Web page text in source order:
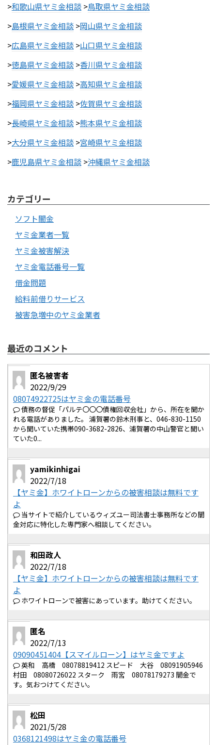
>和歌山県ヤミ金相談 >鳥取県ヤミ金相談
>島根県ヤミ金相談 >岡山県ヤミ金相談
>広島県ヤミ金相談 >山口県ヤミ金相談
>徳島県ヤミ金相談 >香川県ヤミ金相談
>愛媛県ヤミ金相談 >高知県ヤミ金相談
>福岡県ヤミ金相談 >佐賀県ヤミ金相談
>長崎県ヤミ金相談 >熊本県ヤミ金相談
>大分県ヤミ金相談 >宮崎県ヤミ金相談
>鹿児島県ヤミ金相談 >沖縄県ヤミ金相談
カテゴリー
ソフト闇金
ヤミ金業者一覧
ヤミ金被害解決
ヤミ金電話番号一覧
借金問題
給料前借りサービス
被害急増中のヤミ金業者
最近のコメント
匿名被害者
2022/9/29
08074922725はヤミ金の電話番号
債務の督促「パルテ〇〇〇債権回収会社」から、所在を聞か
れる電話がありました。 浦賀署の鈴木刑事と、046-830-1150
から聞いていた携帯090-3682-2826、浦賀署の中山警官と聞い
ていた0...
yamikinhigai
2022/7/18
【ヤミ金】ホワイトローンからの被害相談は無料です
よ
当サイトで紹介しているウィズユー司法書士事務所などの闇
金対応に特化した専門家へ相談してください。
和田政人
2022/7/18
【ヤミ金】ホワイトローンからの被害相談は無料です
よ
ホワイトローンで被害にあっています。助けてください。
匿名
2022/7/13
09090451404【スマイルローン】はヤミ金ですよ
英和 高橋 08078819412 スピード 大谷 08091905946
村田 08080726022 スターク 雨宮 08078179273 闇金で
す。気おつけてください。
松田
2021/5/28
0368121498はヤミ金の電話番号